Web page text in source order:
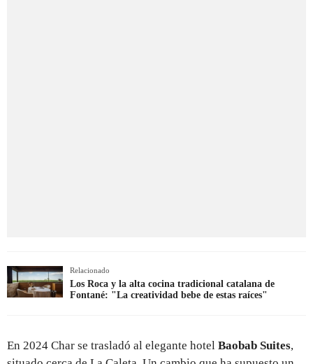
Relacionado
Los Roca y la alta cocina tradicional catalana de
Fontané: "La creatividad bebe de estas raíces"
En 2024 Char se trasladó al elegante hotel Baobab Suites,